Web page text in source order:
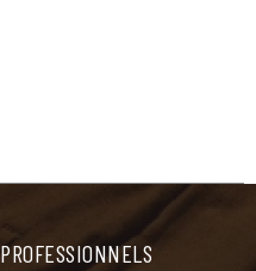
PROFESSIONNELS